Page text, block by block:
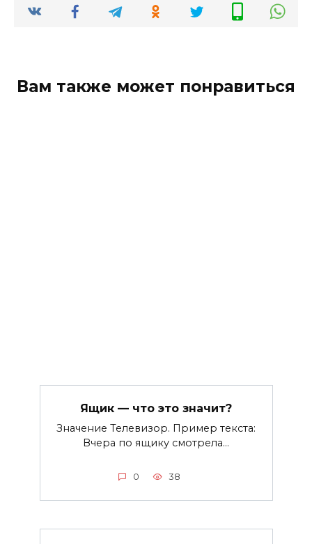
Вам также может понравиться
Ящик — что это значит?
Значение Телевизор. Пример текста:
Вчера по ящику смотрела…
0 38